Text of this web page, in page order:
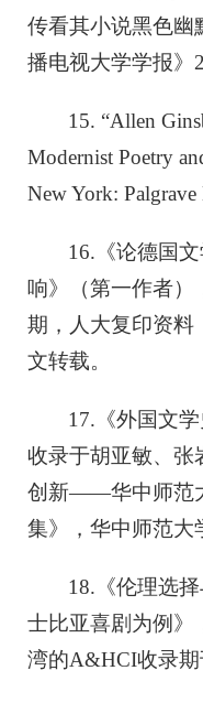
传看其小说黑色幽
播电视大学学报》
15. “Allen
Modernist Poetry
New York:
16.《论德国
响》（第一作者）
期，人大复印资料
文转载。
17.《外国文
收录于胡亚敏、张
创新——华中师范
集》，华中师范大
18.《伦理选
士比亚喜剧为例》
湾的A&HCI收录期